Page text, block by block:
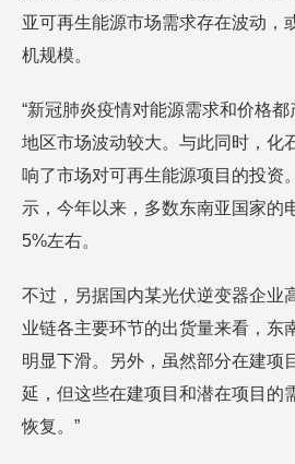
亚可再生能源市场需求存在波动，
机规模。
“新冠肺炎疫情对能源需求和价格
地区市场波动较大。与此同时，化
响了市场对可再生能源项目的投资
示，今年以来，多数东南亚国家的
5%左右。
不过，另据国内某光伏逆变器企业
业链各主要环节的出货量来看，东
明显下滑。另外，虽然部分在建项
延，但这些在建项目和潜在项目的
恢复。”